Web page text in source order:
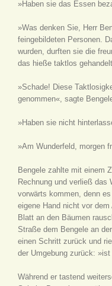
»Haben sie das Essen
»Was denken Sie, Herr
feingebildeten Personen.
wurden, durften sie die
das hieße taktlos
»Schade! Diese
genommen«, sagte
»Haben sie nicht
»Am Wunderfeld, morgen
Bengele zahlte mit einem
Rechnung und verließ das
vorwärts kommen, denn
eigene Hand nicht vor
Blatt an den Bäumen
Straße dem Bengele an
einen Schritt zurück und
der Umgebung zurück:
Während er tastend